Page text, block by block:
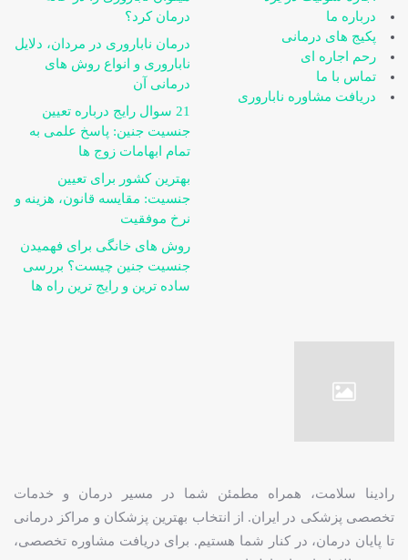
درباره ما
پکیج های درمانی
رحم اجاره ای
تماس با ما
دریافت مشاوره ناباروری
درمان کرد؟
درمان ناباروری در مردان، دلایل
ناباروری و انواع روش های
درمانی آن
21 سوال رایج درباره تعیین
جنسیت جنین: پاسخ علمی به
تمام ابهامات زوج ها
بهترین کشور برای تعیین
جنسیت: مقایسه قانون، هزینه و
نرخ موفقیت
روش های خانگی برای فهمیدن
جنسیت جنین چیست؟ بررسی
ساده ترین و رایج ترین راه ها
رادینا سلامت، همراه مطمئن شما در مسیر درمان و خدمات
تخصصی پزشکی در ایران. از انتخاب بهترین پزشکان و مراکز درمانی
تا پایان درمان، در کنار شما هستیم. برای دریافت مشاوره تخصصی،